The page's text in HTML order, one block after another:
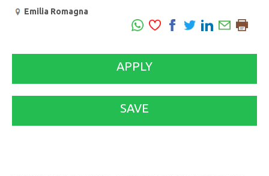
Emilia Romagna
APPLY
SAVE